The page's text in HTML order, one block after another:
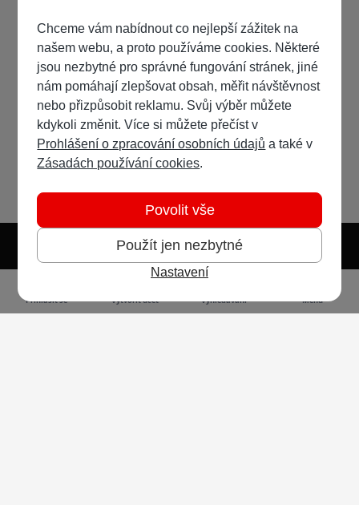
Světlý režim Předvolba systému
Přihlásit se Vytvořit účet Vyhledávání Menu
Chceme vám nabídnout co nejlepší zážitek na
našem webu, a proto používáme cookies. Některé
jsou nezbytné pro správné fungování stránek, jiné
nám pomáhají zlepšovat obsah, měřit návštěvnost
nebo přizpůsobit reklamu. Svůj výběr můžete
kdykoli změnit. Více si můžete přečíst v
Prohlášení o zpracování osobních údajů a také v
Zásadách používání cookies.
Použít jen nezbytné
Povolit vše
Nastavení